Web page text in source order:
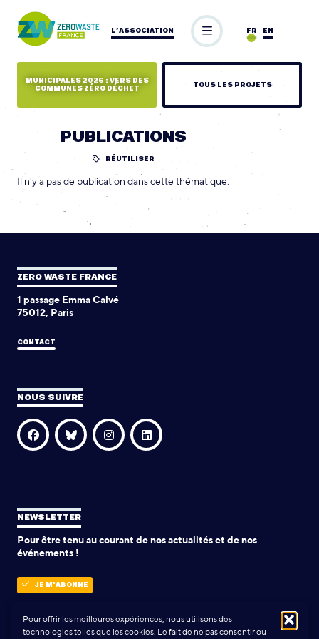
Pour offrir les meilleures expériences, nous utilisons des
technologies telles que les cookies. Le fait de ne pas consentir ou
L’ASSOCIATION EN
FR
MUNICIPALES 2026 : VERS DES
COMMUNES ZÉRO DÉCHET
TOUS LES PROJETS
PUBLICATIONS
RÉUTILISER
Il n'y a pas de publication dans cette thématique.
ZERO WASTE FRANCE
1 passage Emma Calvé
75012, Paris
CONTACT
NOUS SUIVRE
NEWSLETTER
Pour être tenu au courant de nos actualités et de nos
événements !
JE M'ABONNE
POLITIQUE DE CONFIDENTIALITÉ